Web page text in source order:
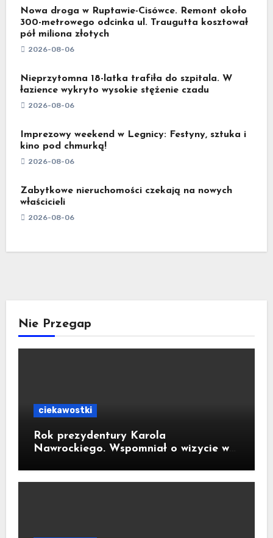
Nowa droga w Ruptawie-Cisówce. Remont około
300-metrowego odcinka ul. Traugutta kosztował
pół miliona złotych
2026-08-06
Nieprzytomna 18-latka trafiła do szpitala. W
łazience wykryto wysokie stężenie czadu
2026-08-06
Imprezowy weekend w Legnicy: Festyny, sztuka i
kino pod chmurką!
2026-08-06
Zabytkowe nieruchomości czekają na nowych
właścicieli
2026-08-06
Nie Przegap
ciekawostki
Rok prezydentury Karola
Nawrockiego. Wspomniał o wizycie w
Krzemień